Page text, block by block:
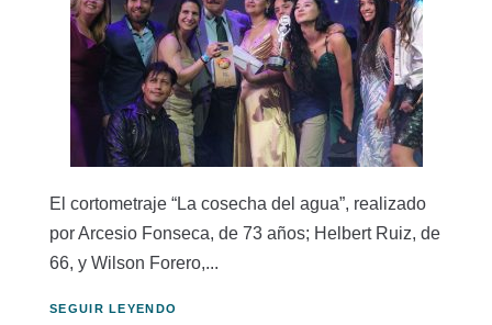
El cortometraje “La cosecha del agua”, realizado
por Arcesio Fonseca, de 73 años; Helbert Ruiz, de
66, y Wilson Forero,...
SEGUIR LEYENDO